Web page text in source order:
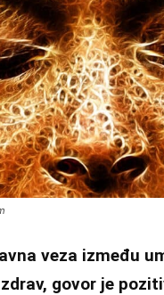
veza između
govor je